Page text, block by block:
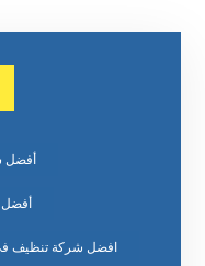
أفضل
افضل شركة تنظيف